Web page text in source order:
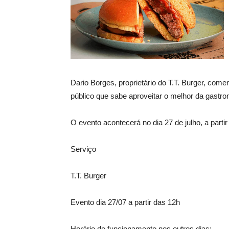
Dario Borges, proprietário do T.T. Burger,
público que sabe aproveitar o melhor da
O evento acontecerá no dia 27 de julho, a
Serviço
T.T. Burger
Evento dia 27/07 a partir das 12h